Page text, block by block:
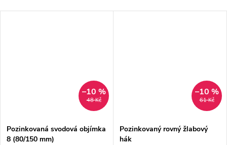
48 Kč
–10 %
Pozinkovaná svodová objímka
8 (80/150 mm)
61 Kč
–10 %
Pozinkovaný rovný žlabový
hák